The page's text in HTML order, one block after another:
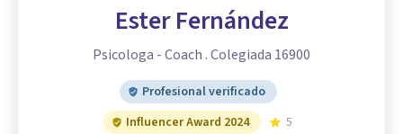
Ester Fernández
Psicologa - Coach . Colegiada 16900
Profesional verificado
Influencer Award 2024
5